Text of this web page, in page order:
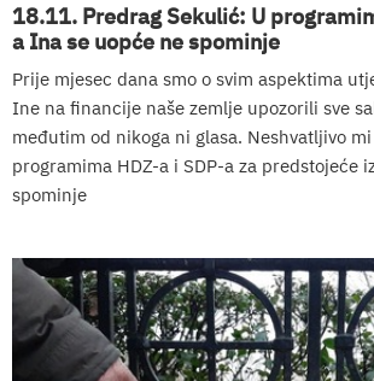
18.11. Predrag Sekulić: U
a Ina se uopće ne spominje
Prije mjesec dana smo o svim aspektima
Ine na financije naše zemlje upozorili sve
međutim od nikoga ni glasa. Neshvatljivo
programima HDZ-a i SDP-a za predstojeće
spominje